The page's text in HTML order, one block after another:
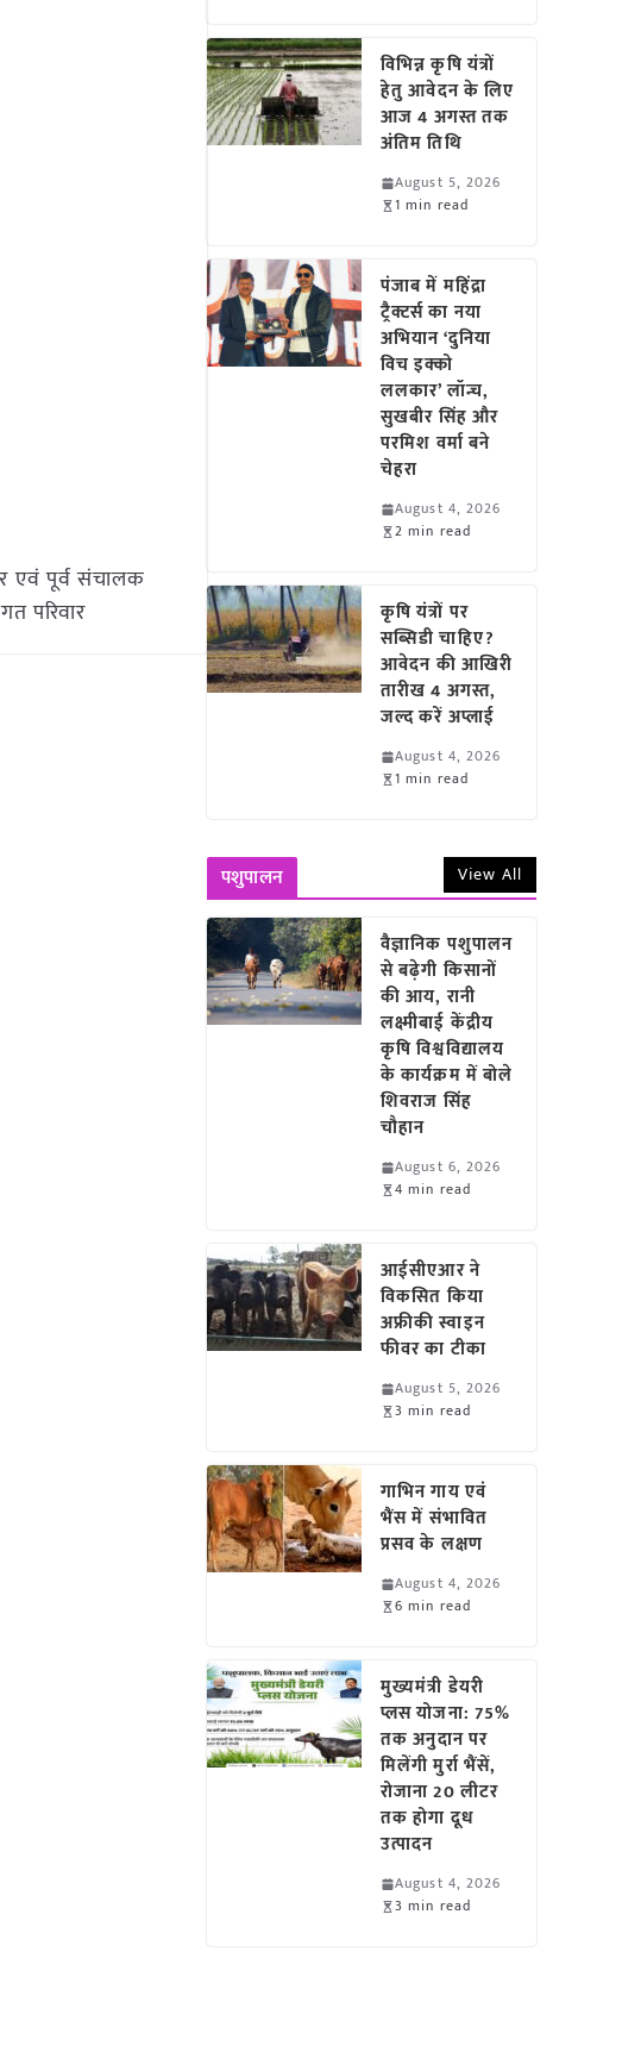
एवं पूर्व संचालक
परिवार
विभिन्न कृषि यंत्रों
हेतु आवेदन के लिए
आज 4 अगस्त तक
अंतिम तिथि
August 5, 2026
1 min read
पंजाब में महिंद्रा
ट्रैक्टर्स का नया
अभियान ‘दुनिया
विच इक्को
ललकार’ लॉन्च,
सुखबीर सिंह और
परमिश वर्मा बने
चेहरा
August 4, 2026
2 min read
कृषि यंत्रों पर
सब्सिडी चाहिए?
आवेदन की आखिरी
तारीख 4 अगस्त,
जल्द करें अप्लाई
August 4, 2026
1 min read
पशुपालन View All
वैज्ञानिक पशुपालन
से बढ़ेगी किसानों
की आय, रानी
लक्ष्मीबाई केंद्रीय
कृषि विश्वविद्यालय
के कार्यक्रम में बोले
शिवराज सिंह
चौहान
August 6, 2026
4 min read
आईसीएआर ने
विकसित किया
अफ्रीकी स्वाइन
फीवर का टीका
August 5, 2026
3 min read
गाभिन गाय एवं
भैंस में संभावित
प्रसव के लक्षण
August 4, 2026
6 min read
मुख्यमंत्री डेयरी
प्लस योजना: 75%
तक अनुदान पर
मिलेंगी मुर्रा भैंसें,
रोजाना 20 लीटर
तक होगा दूध
उत्पादन
August 4, 2026
3 min read